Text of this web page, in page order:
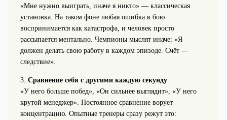
«Мне нужно выиграть, иначе я никто» — классическая
установка. На таком фоне любая ошибка в бою
воспринимается как катастрофа, и человек просто
рассыпается ментально. Чемпионы мыслят иначе: «Я
должен делать свою работу в каждом эпизоде. Счёт —
следствие».
3. Сравнение себя с другими каждую секунду
«У него больше побед», «Он сильнее выглядит», «У него
крутой менеджер». Постоянное сравнение ворует
концентрацию. Опытные тренеры сразу режут это: